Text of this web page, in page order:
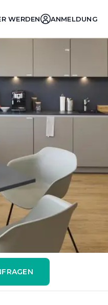
WERDEN ANMELDUNG